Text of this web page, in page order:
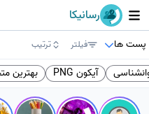
رسانیکا
پست ها
فیلتر ترتیب
آیکون PNG بهترین